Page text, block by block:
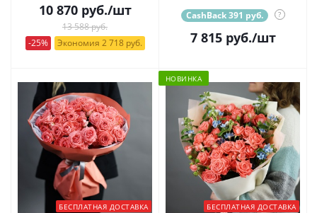
10 870руб./шт
13 588 руб.
-25%
Экономия 2 718 руб.
CashBack 391 руб. ?
7 815руб./шт
БЕСПЛАТНАЯ ДОСТАВКА
НОВИНКА
БЕСПЛАТНАЯ ДОСТАВКА